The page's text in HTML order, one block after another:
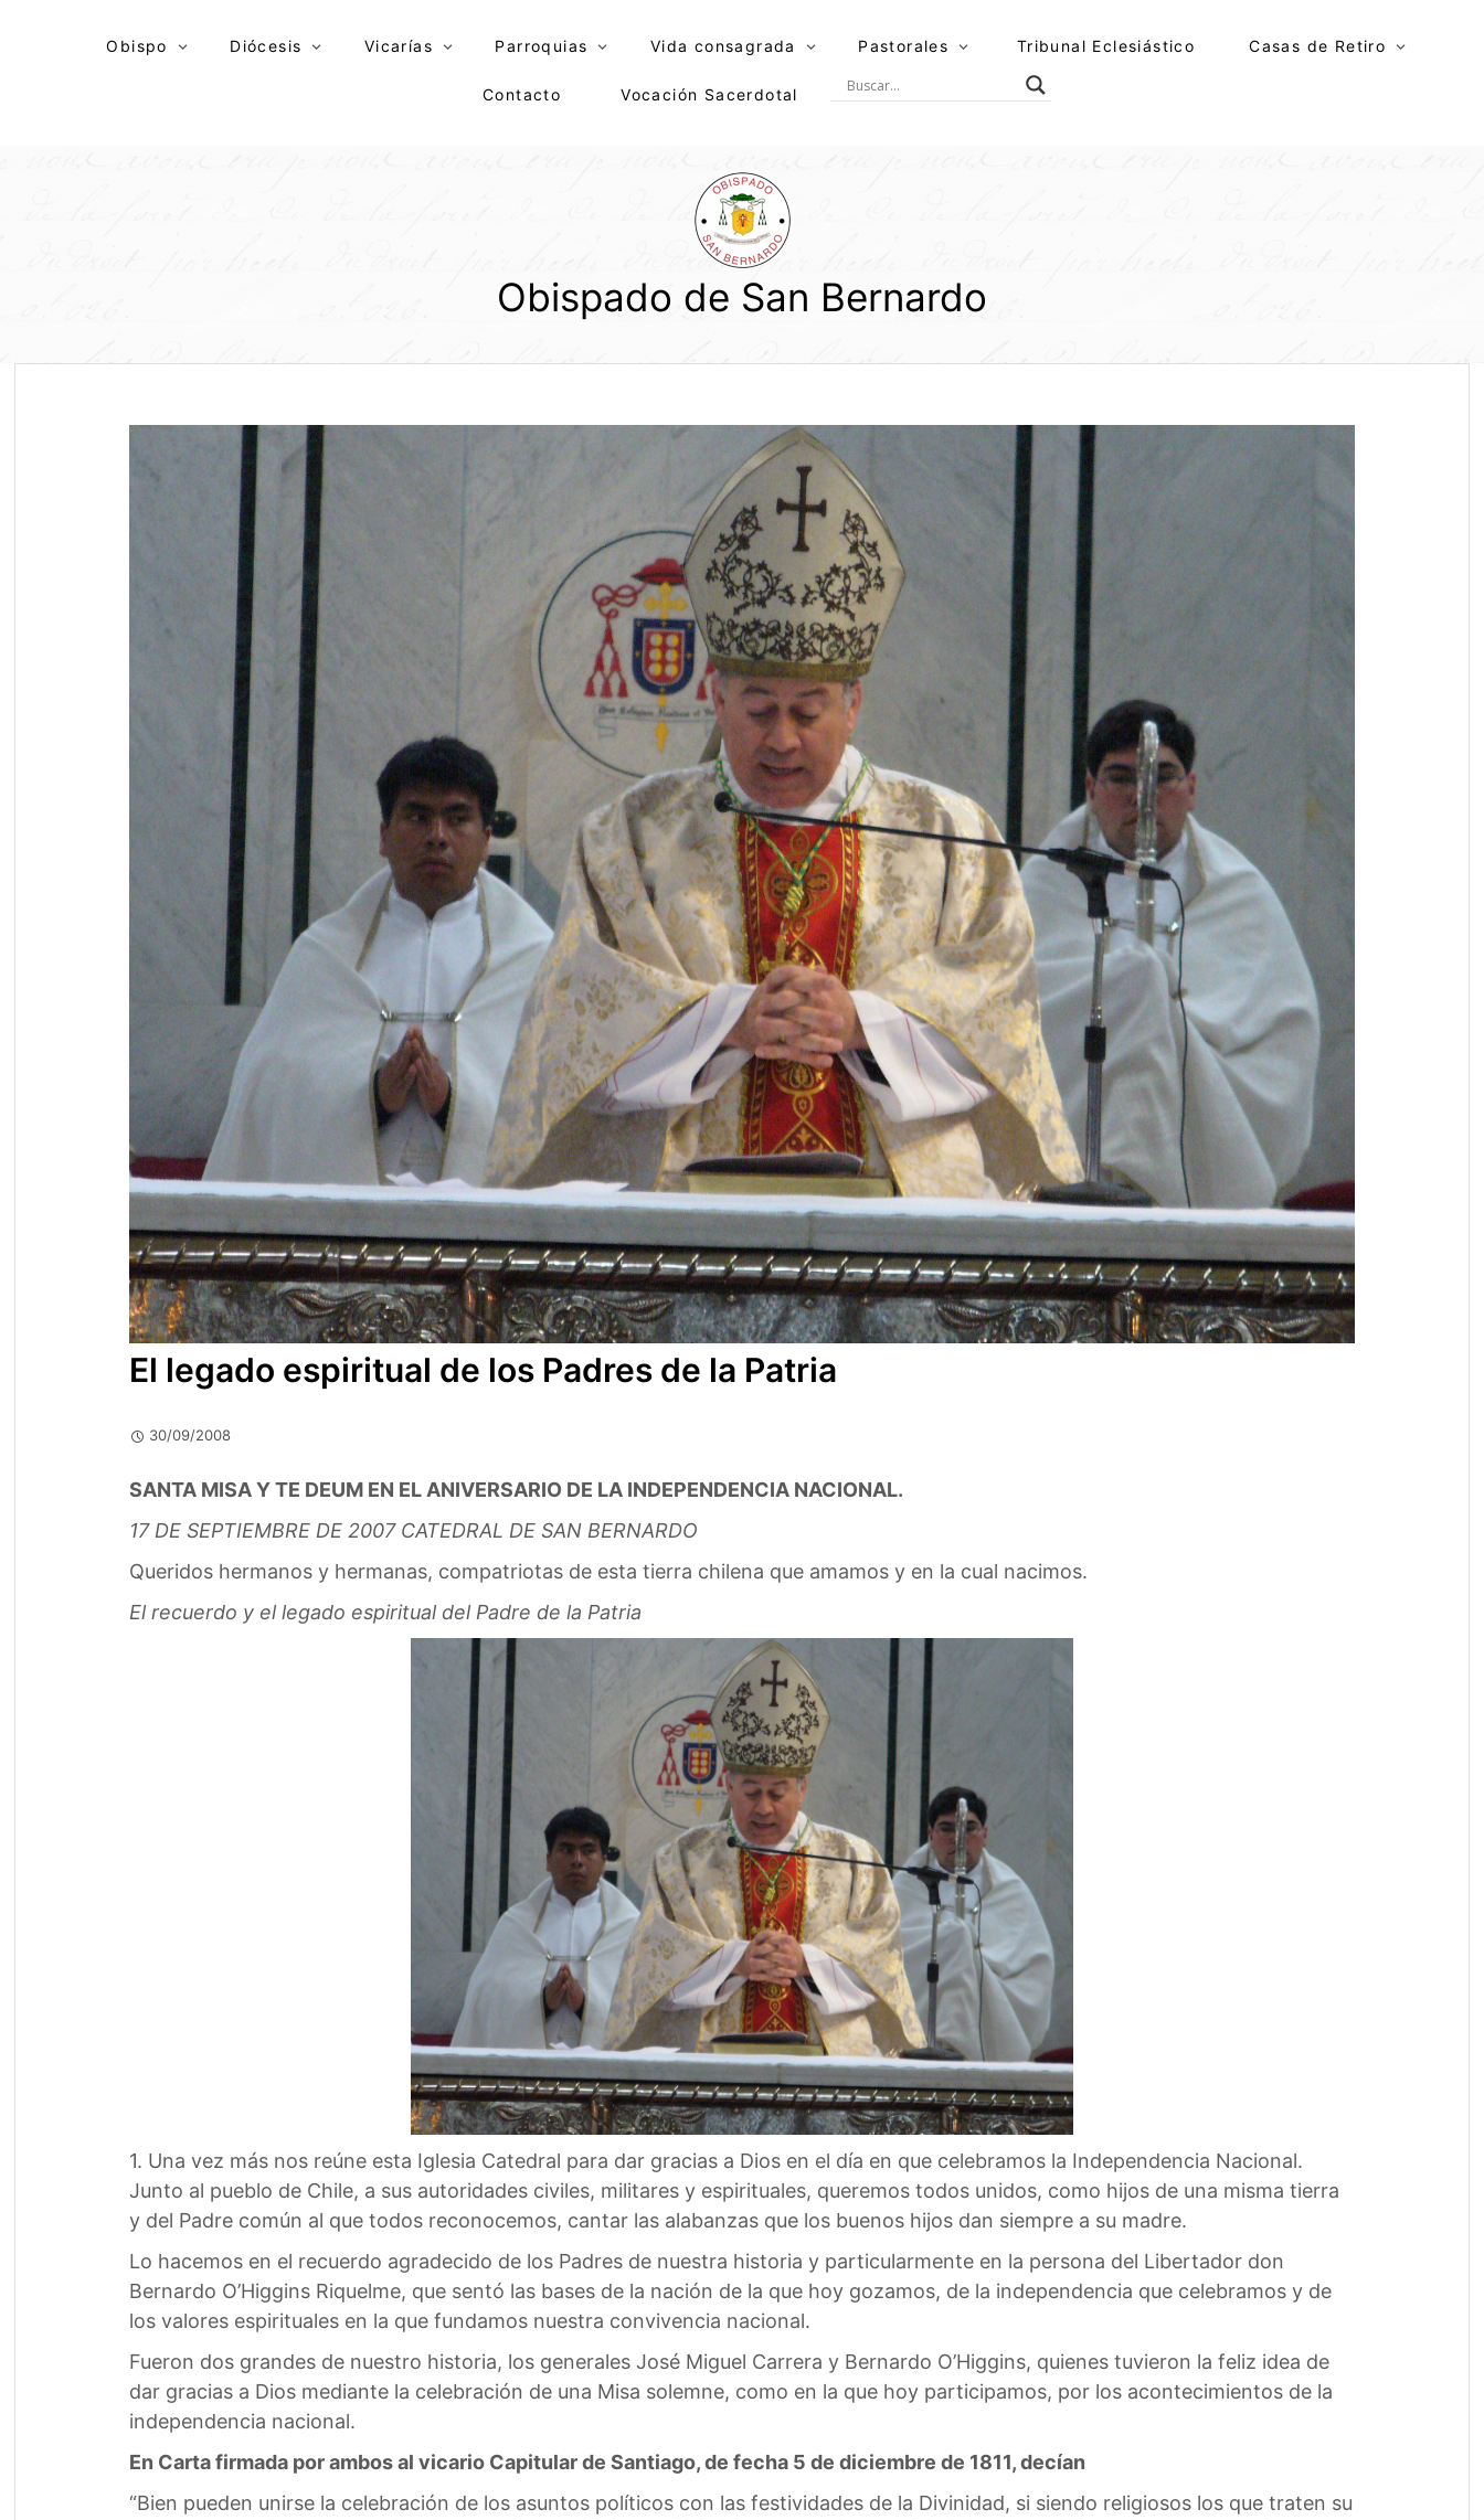
Obispo Diócesis Vicarías Parroquias Vida consagrada Pastorales Tribunal Eclesiástico Casas de Retiro
Contacto Vocación Sacerdotal
Obispado de San Bernardo
El legado espiritual de los Padres de la Patria
30/09/2008
SANTA MISA Y TE DEUM EN EL ANIVERSARIO DE LA INDEPENDENCIA NACIONAL.
17 DE SEPTIEMBRE DE 2007 CATEDRAL DE SAN BERNARDO
Queridos hermanos y hermanas, compatriotas de esta tierra chilena que amamos y en la cual nacimos.
El recuerdo y el legado espiritual del Padre de la Patria
1. Una vez más nos reúne esta Iglesia Catedral para dar gracias a Dios en el día en que celebramos la Independencia Nacional.
Junto al pueblo de Chile, a sus autoridades civiles, militares y espirituales, queremos todos unidos, como hijos de una misma tierra
y del Padre común al que todos reconocemos, cantar las alabanzas que los buenos hijos dan siempre a su madre.
Lo hacemos en el recuerdo agradecido de los Padres de nuestra historia y particularmente en la persona del Libertador don
Bernardo O’Higgins Riquelme, que sentó las bases de la nación de la que hoy gozamos, de la independencia que celebramos y de
los valores espirituales en la que fundamos nuestra convivencia nacional.
Fueron dos grandes de nuestro historia, los generales José Miguel Carrera y Bernardo O’Higgins, quienes tuvieron la feliz idea de
dar gracias a Dios mediante la celebración de una Misa solemne, como en la que hoy participamos, por los acontecimientos de la
independencia nacional.
En Carta firmada por ambos al vicario Capitular de Santiago, de fecha 5 de diciembre de 1811, decían
“Bien pueden unirse la celebración de los asuntos políticos con las festividades de la Divinidad, si siendo religiosos los que traten su